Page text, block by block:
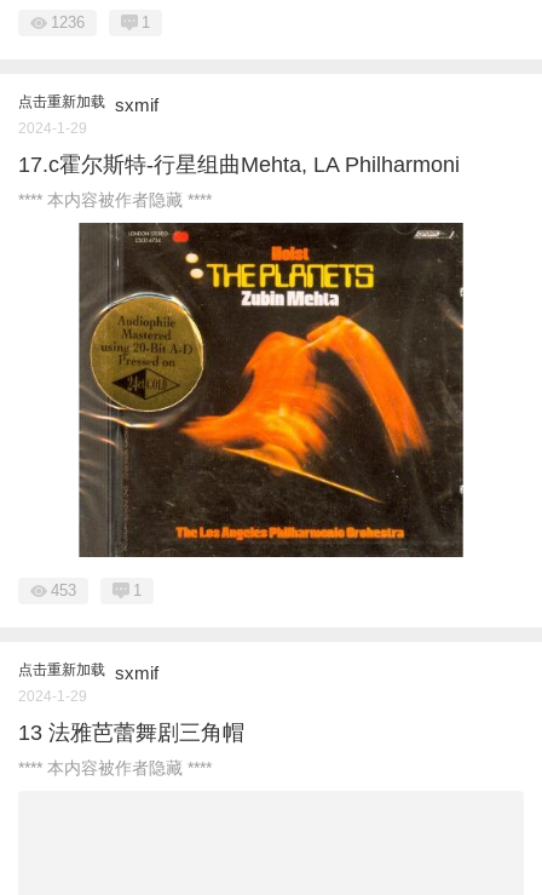
1236 1
点击重新加载 sxmif
2024-1-29
17.c霍尔斯特-行星组曲Mehta, LA Philharmoni
**** 本内容被作者隐藏 ****
453 1
点击重新加载 sxmif
2024-1-29
13 法雅芭蕾舞剧三角帽
**** 本内容被作者隐藏 ****